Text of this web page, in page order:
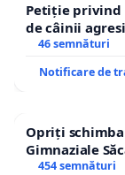
Petiție privind
de câinii
46 semnături
Notificare de
Opriți
Gimnaziale
454 semnături